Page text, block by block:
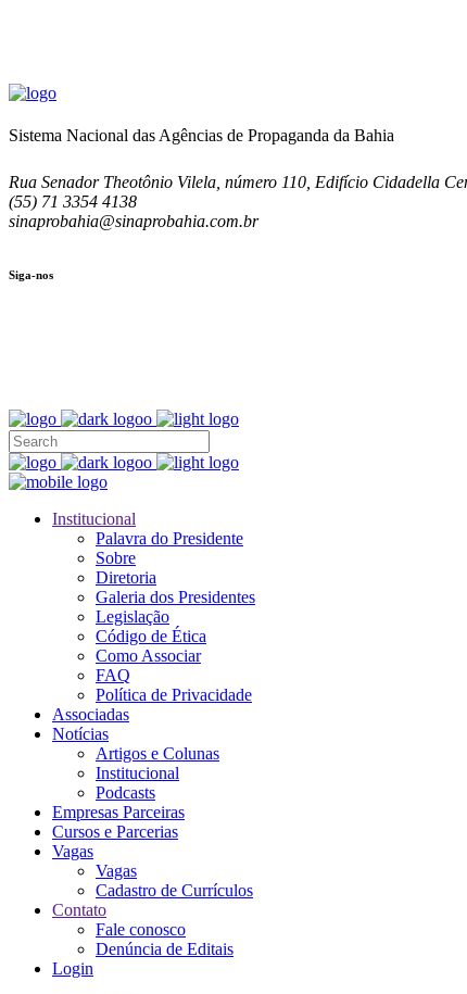
Sistema Nacional das Agências de Propaganda da Bahia
Rua Senador Theotônio Vilela, número 110, Edifício Cidadella
(55) 71 3354 4138
sinaprobahia@sinaprobahia.com.br
Siga-nos
Institucional
Palavra do Presidente
Sobre
Diretoria
Galeria dos Presidentes
Legislação
Código de Ética
Como Associar
FAQ
Política de Privacidade
Associadas
Notícias
Artigos e Colunas
Institucional
Podcasts
Empresas Parceiras
Cursos e Parcerias
Vagas
Vagas
Cadastro de Currículos
Contato
Fale conosco
Denúncia de Editais
Login